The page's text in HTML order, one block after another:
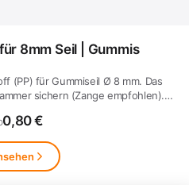
8mm Seil | Gummis
(PP) für Gummiseil Ø 8 mm. Das
sichern (Zange empfohlen).…
0,80 €